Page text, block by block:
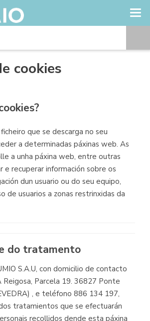
cookies
que se descarga no seu
a determinadas páxinas web. As
a unha páxina web, entre outras
e recuperar información sobre os
dun usuario ou do seu equipo,
de usuarios a zonas restrinxidas da
do tratamento
S.A.U, con domicilio de contacto
Reigosa, Parcela 19. 36827 Ponte
, e teléfono 886 134 197,
tratamientos que se efectuarán
recollidos dende esta páxina